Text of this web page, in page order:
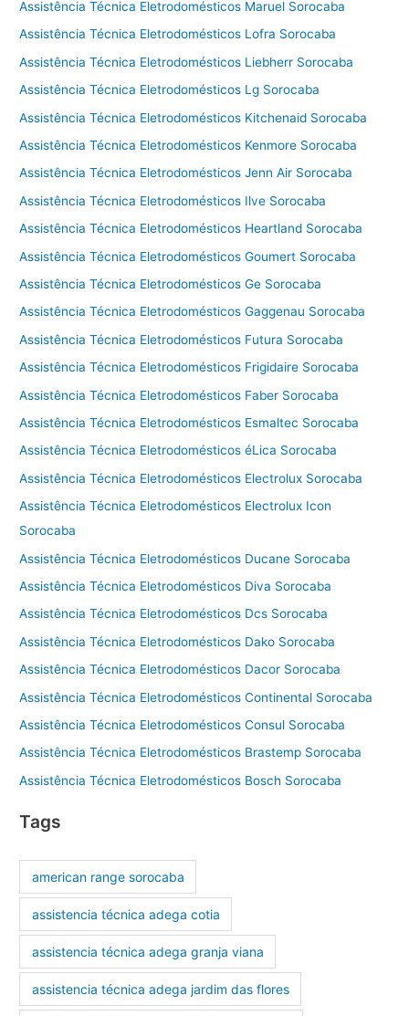
Assistência Técnica Eletrodomésticos Maruel Sorocaba
Assistência Técnica Eletrodomésticos Lofra Sorocaba
Assistência Técnica Eletrodomésticos Liebherr Sorocaba
Assistência Técnica Eletrodomésticos Lg Sorocaba
Assistência Técnica Eletrodomésticos Kitchenaid Sorocaba
Assistência Técnica Eletrodomésticos Kenmore Sorocaba
Assistência Técnica Eletrodomésticos Jenn Air Sorocaba
Assistência Técnica Eletrodomésticos Ilve Sorocaba
Assistência Técnica Eletrodomésticos Heartland Sorocaba
Assistência Técnica Eletrodomésticos Goumert Sorocaba
Assistência Técnica Eletrodomésticos Ge Sorocaba
Assistência Técnica Eletrodomésticos Gaggenau Sorocaba
Assistência Técnica Eletrodomésticos Futura Sorocaba
Assistência Técnica Eletrodomésticos Frigidaire Sorocaba
Assistência Técnica Eletrodomésticos Faber Sorocaba
Assistência Técnica Eletrodomésticos Esmaltec Sorocaba
Assistência Técnica Eletrodomésticos éLica Sorocaba
Assistência Técnica Eletrodomésticos Electrolux Sorocaba
Assistência Técnica Eletrodomésticos Electrolux Icon
Sorocaba
Assistência Técnica Eletrodomésticos Ducane Sorocaba
Assistência Técnica Eletrodomésticos Diva Sorocaba
Assistência Técnica Eletrodomésticos Dcs Sorocaba
Assistência Técnica Eletrodomésticos Dako Sorocaba
Assistência Técnica Eletrodomésticos Dacor Sorocaba
Assistência Técnica Eletrodomésticos Continental Sorocaba
Assistência Técnica Eletrodomésticos Consul Sorocaba
Assistência Técnica Eletrodomésticos Brastemp Sorocaba
Assistência Técnica Eletrodomésticos Bosch Sorocaba
Tags
american range sorocaba
assistencia técnica adega cotia
assistencia técnica adega granja viana
assistencia técnica adega jardim das flores